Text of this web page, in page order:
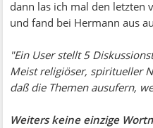
dann las ich mal den letzten
und fand bei Hermann aus
"Ein User stellt 5
Meist religiöser, spiritueller
daß die Themen ausufern,
Weiters keine einzige